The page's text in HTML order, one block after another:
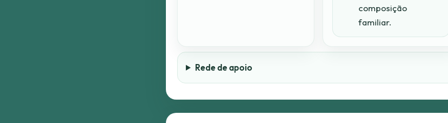
composição
familiar.
Rede de apoio